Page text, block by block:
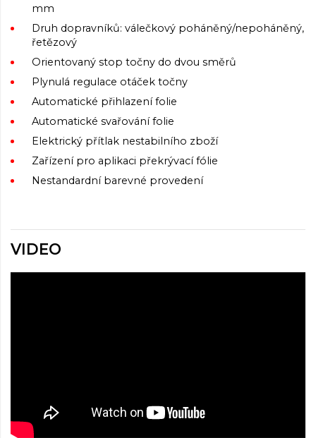
mm
Druh dopravníků: válečkový poháněný/nepoháněný,
řetězový
Orientovaný stop točny do dvou směrů
Plynulá regulace otáček točny
Automatické přihlazení folie
Automatické svařování folie
Elektrický přítlak nestabilního zboží
Zařízení pro aplikaci překrývací fólie
Nestandardní barevné provedení
VIDEO